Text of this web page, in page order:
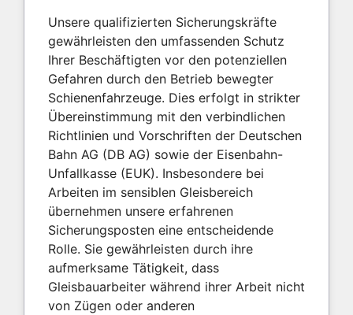
Unsere qualifizierten Sicherungskräfte
gewährleisten den umfassenden Schutz
Ihrer Beschäftigten vor den potenziellen
Gefahren durch den Betrieb bewegter
Schienenfahrzeuge. Dies erfolgt in strikter
Übereinstimmung mit den verbindlichen
Richtlinien und Vorschriften der Deutschen
Bahn AG (DB AG) sowie der Eisenbahn-
Unfallkasse (EUK). Insbesondere bei
Arbeiten im sensiblen Gleisbereich
übernehmen unsere erfahrenen
Sicherungsposten eine entscheidende
Rolle. Sie gewährleisten durch ihre
aufmerksame Tätigkeit, dass
Gleisbauarbeiter während ihrer Arbeit nicht
von Zügen oder anderen